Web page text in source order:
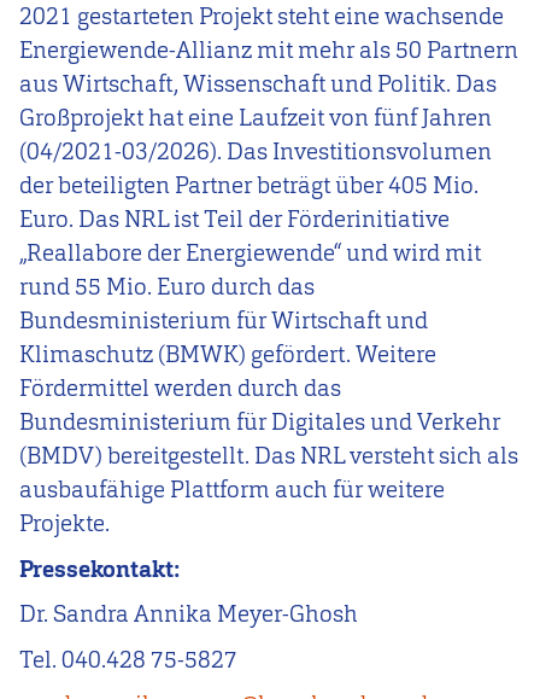
2021 gestarteten Projekt steht eine wachsende
Energiewende-Allianz mit mehr als 50 Partnern
aus Wirtschaft, Wissenschaft und Politik. Das
Großprojekt hat eine Laufzeit von fünf Jahren
(04/2021-03/2026). Das Investitionsvolumen
der beteiligten Partner beträgt über 405 Mio.
Euro. Das NRL ist Teil der Förderinitiative
„Reallabore der Energiewende“ und wird mit
rund 55 Mio. Euro durch das
Bundesministerium für Wirtschaft und
Klimaschutz (BMWK) gefördert. Weitere
Fördermittel werden durch das
Bundesministerium für Digitales und Verkehr
(BMDV) bereitgestellt. Das NRL versteht sich als
ausbaufähige Plattform auch für weitere
Projekte.
Pressekontakt:
Dr. Sandra Annika Meyer-Ghosh
Tel. 040.428 75-5827